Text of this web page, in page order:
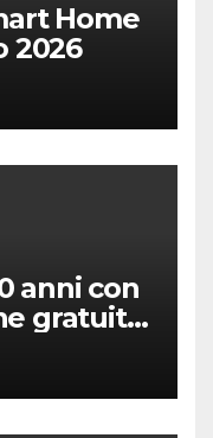
Home
2026
anni con
gratuita